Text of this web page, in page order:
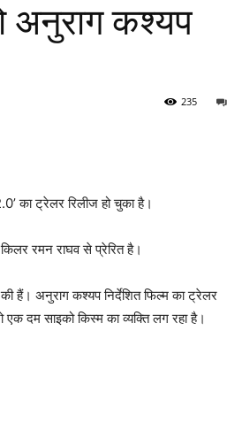
अनुराग कश्‍यप
235
का ट्रेलर रिलीज हो चुका है।
रमन राघव से प्रेरित है।
की हैं। अनुराग कश्‍यप निर्देशित फिल्‍म का ट्रेलर
दम साइको किस्‍म का व्‍यक्‍ति लग रहा है।